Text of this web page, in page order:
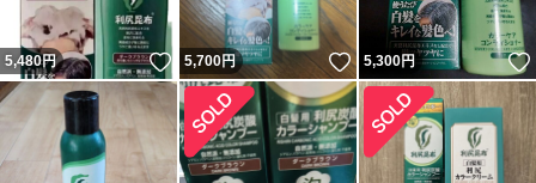
5,480円 いいね！
5,700円 いいね！
5,300円